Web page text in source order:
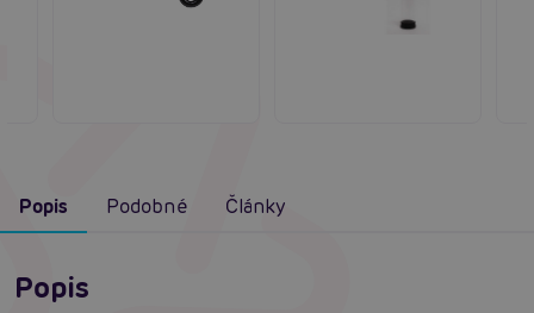
Popis Podobné Články
Popis